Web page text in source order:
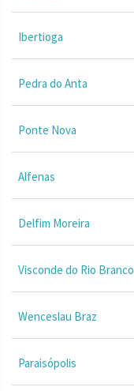
Ibertioga
Pedra do Anta
Ponte Nova
Alfenas
Delfim Moreira
Visconde do Rio Branco
Wenceslau Braz
Paraisópolis